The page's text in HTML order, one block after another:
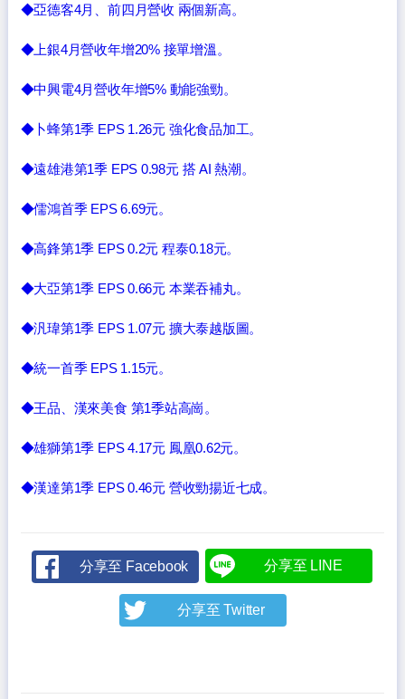
◆亞德客4月、前四月營收 兩個新高。
◆上銀4月營收年增20% 接單增溫。
◆中興電4月營收年增5% 動能強勁。
◆卜蜂第1季 EPS 1.26元 強化食品加工。
◆遠雄港第1季 EPS 0.98元 搭 AI 熱潮。
◆儒鴻首季 EPS 6.69元。
◆高鋒第1季 EPS 0.2元 程泰0.18元。
◆大亞第1季 EPS 0.66元 本業吞補丸。
◆汎瑋第1季 EPS 1.07元 擴大泰越版圖。
◆統一首季 EPS 1.15元。
◆王品、漢來美食 第1季站高崗。
◆雄獅第1季 EPS 4.17元 鳳凰0.62元。
◆漢達第1季 EPS 0.46元 營收勁揚近七成。
分享至 Facebook 分享至 LINE
分享至 Twitter